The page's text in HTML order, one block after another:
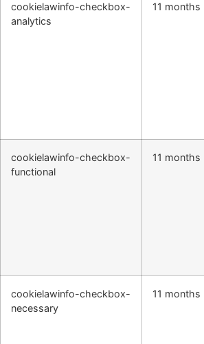
cookielawinfo-checkbox-
analytics
11 months
cookielawinfo-checkbox-
functional
11 months
cookielawinfo-checkbox-
necessary
11 months